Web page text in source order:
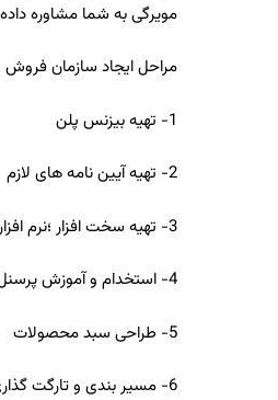
مویرگی به شما مشاوره
مراحل ایجاد سازمان
1- تهیه بیزنس پلن
2- تهیه آیین نامه های لازم
3- تهیه سخت افزار ؛نرم افزار و تجهیزات مناسب
4- استخدام و آموزش پرسنل
5- طراحی سبد محصولات
6- مسیر بندی و تارگت گذاری